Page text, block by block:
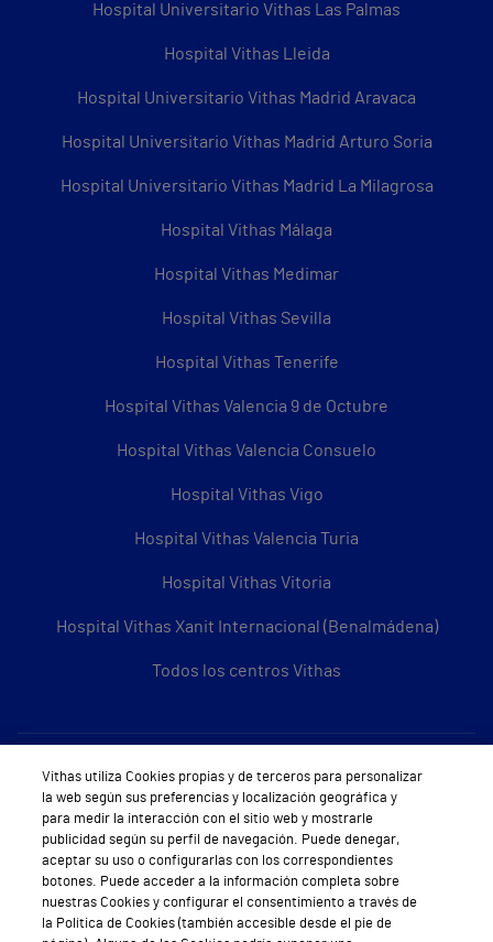
Hospital Universitario Vithas Las Palmas
Hospital Vithas Lleida
Hospital Universitario Vithas Madrid Aravaca
Hospital Universitario Vithas Madrid Arturo Soria
Hospital Universitario Vithas Madrid La Milagrosa
Hospital Vithas Málaga
Hospital Vithas Medimar
Hospital Vithas Sevilla
Hospital Vithas Tenerife
Hospital Vithas Valencia 9 de Octubre
Hospital Vithas Valencia Consuelo
Hospital Vithas Vigo
Hospital Vithas Valencia Turia
Hospital Vithas Vitoria
Hospital Vithas Xanit Internacional (Benalmádena)
Todos los centros Vithas
Sobre Vithas
Quiénes somos
Trabajar en Vithas
Teléfono Cita Médica
Vithas utiliza Cookies propias y de terceros para personalizar
la web según sus preferencias y localización geográfica y
para medir la interacción con el sitio web y mostrarle
publicidad según su perfil de navegación. Puede denegar,
aceptar su uso o configurarlas con los correspondientes
botones. Puede acceder a la información completa sobre
nuestras Cookies y configurar el consentimiento a través de
la Política de Cookies (también accesible desde el pie de